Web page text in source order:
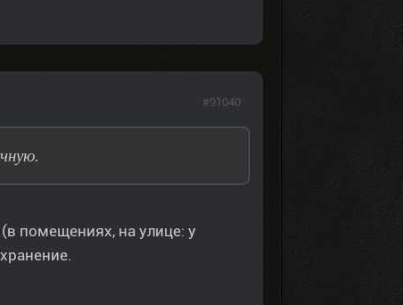
помещениях, на улице: у
#91040